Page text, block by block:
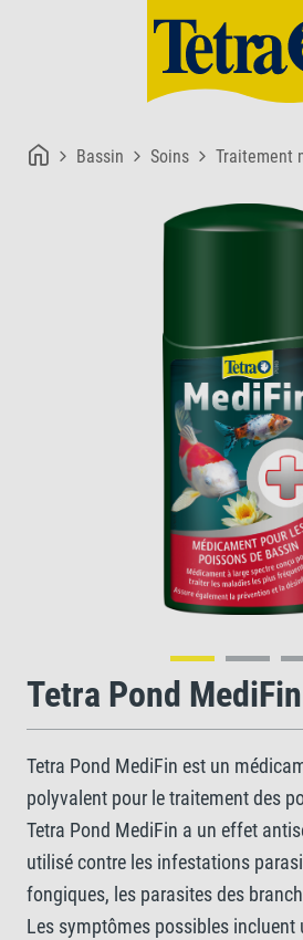
Bassin Soins Traitement
Tetra Pond MediFin
Tetra Pond MediFin est un
polyvalent pour le traitement des
Tetra Pond MediFin a un effet
utilisé contre les infestations
fongiques, les parasites des
Les symptômes possibles incluent